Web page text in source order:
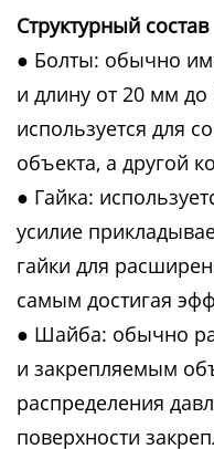
Структурный состав
● Болты: обычно
и длину от 20 мм
используется для
объекта, а другой
● Гайка:
усилие
гайки для
самым достигая
● Шайба: обычно
и закрепляемым
распределения
поверхности